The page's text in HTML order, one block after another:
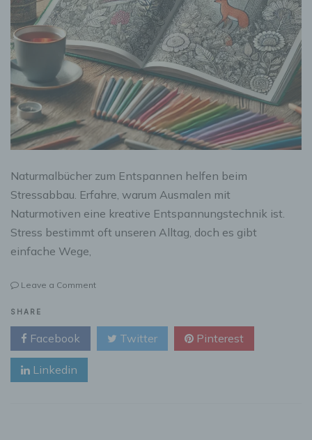
Naturmalbücher zum Entspannen helfen beim
Stressabbau. Erfahre, warum Ausmalen mit
Naturmotiven eine kreative Entspannungstechnik ist.
Stress bestimmt oft unseren Alltag, doch es gibt
einfache Wege,
Leave a Commenton
Entspannen
Kreatives
SHARE
Facebook Twitter Pinterest
Linkedin